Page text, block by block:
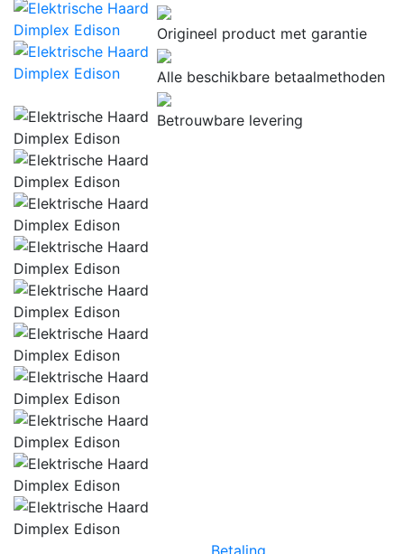
Origineel product met garantie
Alle beschikbare betaalmethoden
Betrouwbare levering
Betaling